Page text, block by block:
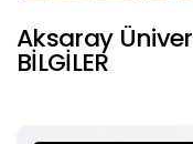
Aksaray
BİLGİLER